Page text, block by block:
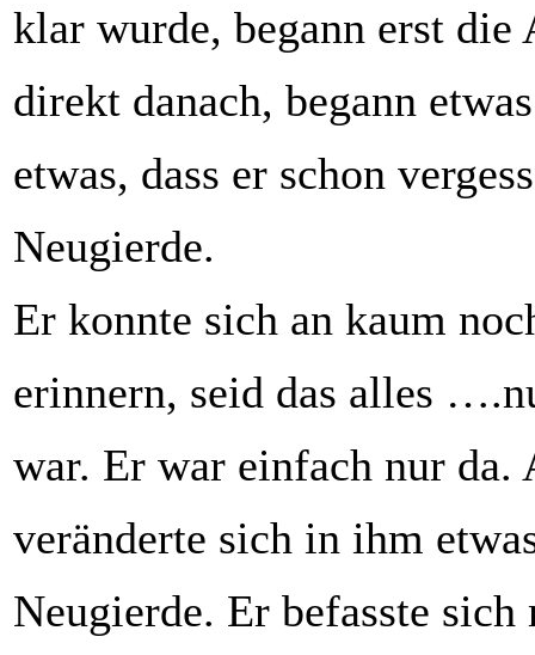
klar wurde, begann erst die
direkt danach, begann
etwas, dass er schon
Neugierde.
Er konnte sich an kaum
erinnern, seid das alles
war. Er war einfach nur da.
veränderte sich in ihm
Neugierde. Er befasste